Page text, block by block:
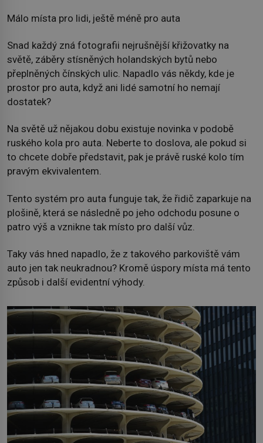
Málo místa pro lidi, ještě méně pro auta
Snad každý zná fotografii nejrušnější křižovatky na
světě, záběry stísněných holandských bytů nebo
přeplněných čínských ulic. Napadlo vás někdy, kde je
prostor pro auta, když ani lidé samotní ho nemají
dostatek?
Na světě už nějakou dobu existuje novinka v podobě
ruského kola pro auta. Neberte to doslova, ale pokud si
to chcete dobře představit, pak je právě ruské kolo tím
pravým ekvivalentem.
Tento systém pro auta funguje tak, že řidič zaparkuje na
plošině, která se následně po jeho odchodu posune o
patro výš a vznikne tak místo pro další vůz.
Taky vás hned napadlo, že z takového parkoviště vám
auto jen tak neukradnou? Kromě úspory místa má tento
způsob i další evidentní výhody.